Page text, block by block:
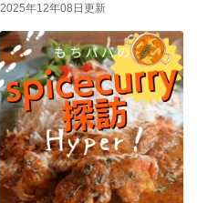
2025年12年08日更新